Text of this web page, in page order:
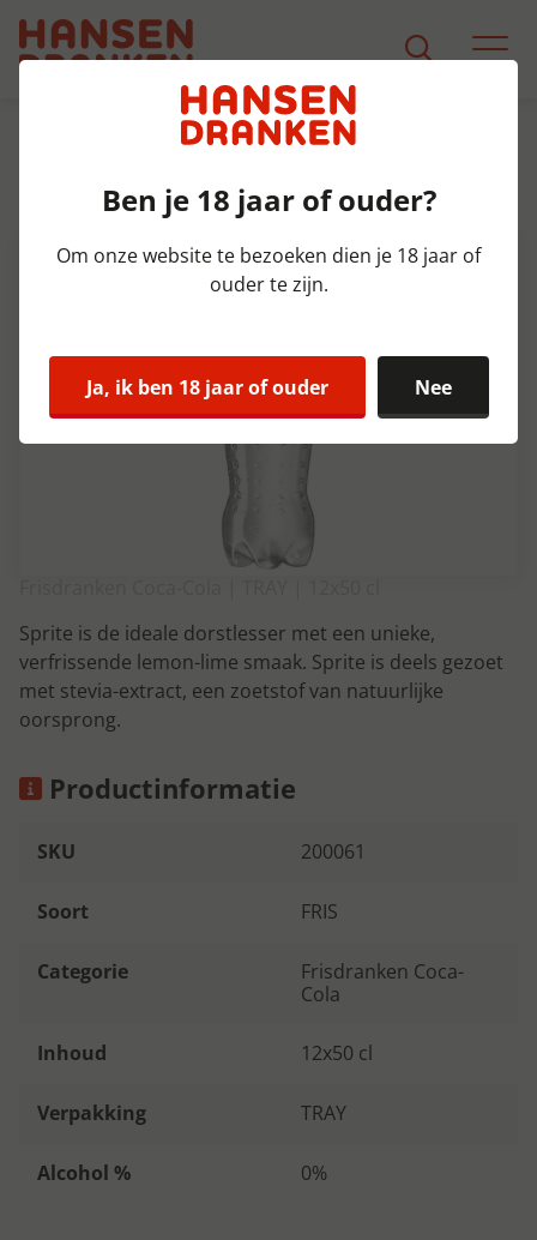
Product Detail
Sprite pet Zero Tray 12x50 cl
Sprite is de ideale dorstlesser met een unieke,
verfrissende lemon-lime smaak. Sprite is deels gezoet
met stevia-extract, een zoetstof van natuurlijke
oorsprong.
Productinformatie
SKU 200061
Soort FRIS
Categorie
Frisdranken Coca-
Cola
Inhoud 12x50 cl
Verpakking TRAY
Alcohol % 0%
Ben je 18 jaar of ouder?
Om onze website te bezoeken dien je 18 jaar of
ouder te zijn.
Ja, ik ben 18 jaar of ouder Nee